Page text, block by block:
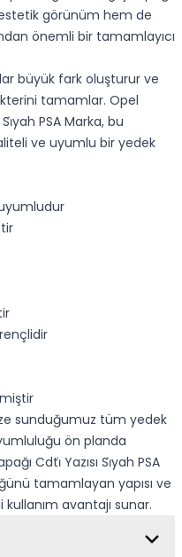
estetik görünüm hem de
önemli bir tamamlayıcı
büyük fark oluşturur ve
tamamlar. Opel
PSA Marka, bu
ve uyumlu bir yedek
sunduğumuz tüm yedek
ön planda
Cdti̇ Yazısı Si̇yah PSA
tamamlayan yapısı ve
avantajı sunar.